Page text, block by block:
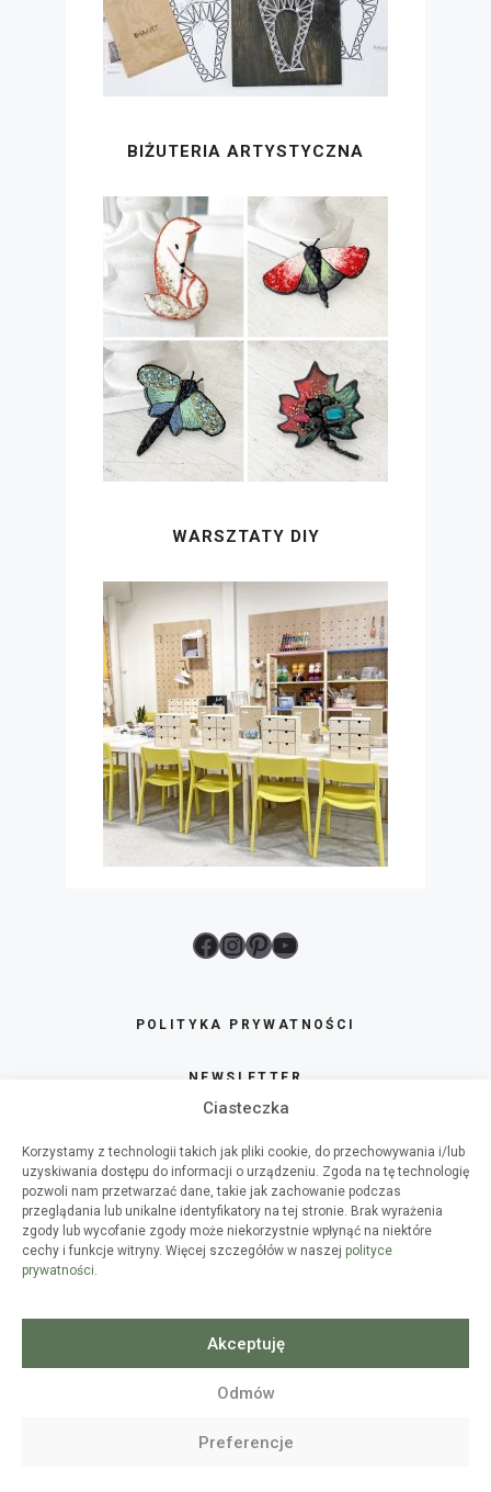
Ciasteczka
Korzystamy z technologii takich jak pliki cookie, do przechowywania i/lub
uzyskiwania dostępu do informacji o urządzeniu. Zgoda na tę technologię
pozwoli nam przetwarzać dane, takie jak zachowanie podczas
przeglądania lub unikalne identyfikatory na tej stronie. Brak wyrażenia
zgody lub wycofanie zgody może niekorzystnie wpłynąć na niektóre
cechy i funkcje witryny. Więcej szczegółów w naszej polityce
prywatności.
Akceptuję
Odmów
Preferencje
BIŻUTERIA ARTYSTYCZNA
WARSZTATY DIY
Facebook
Instagram
Pinterest
YouTube
POLITYKA PRYWATNOŚCI
NEWSLETTER
O HAART
WSPÓŁPRACA
SPIS TREŚCI
PRAWA ZASTRZEŻONE